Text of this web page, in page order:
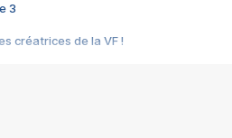
3
créatrices de la VF !